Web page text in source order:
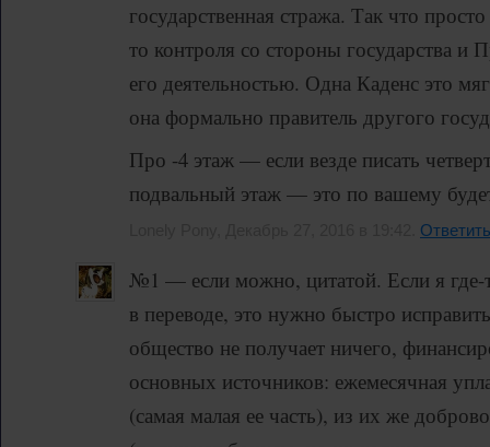
государственная стража. Так что
то контроля со стороны государства и
его деятельностью. Одна Каденс это
она формально правитель другого
Про -4 этаж — если везде писать
подвальный этаж — это по вашему
Ответить
№1 — если можно, цитатой. Если я где-
в переводе, это нужно быстро
общество не получает ничего,
основных источников: ежемесячная
(самая малая ее часть), из их же